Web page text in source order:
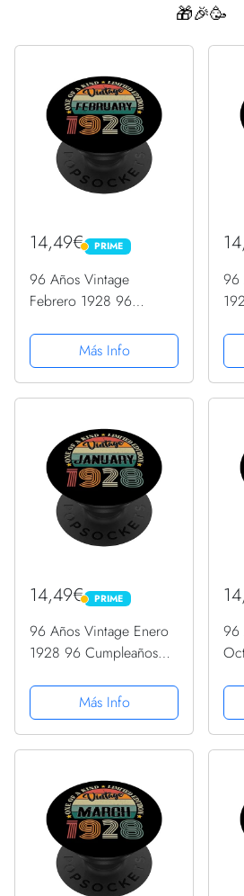
🎁🎉🥳
14,49€ PRIME
PRIME
96 Años Vintage
Febrero 1928 96
PopSockets PopGrip
Intercambiable
Más Info
96
14,49€ PRIME
PRIME
96 Años Vintage Enero
1928 96 Cumpleaños
PopGrip Intercambiable
Más Info
96